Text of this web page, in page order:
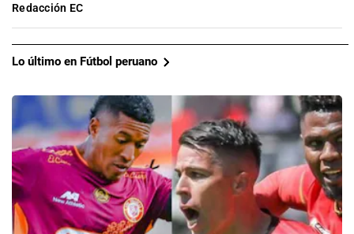
Redacción EC
Lo último en Fútbol peruano